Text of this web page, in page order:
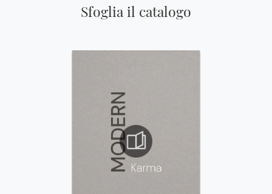
Sfoglia il catalogo